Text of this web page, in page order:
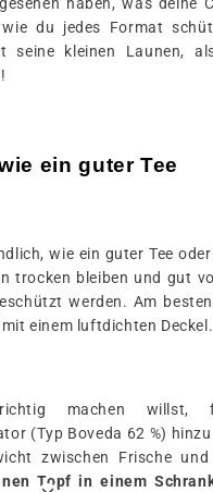
du jedes Format
seine kleinen Launen,
ein guter Tee
wie ein guter Tee
trocken bleiben und gut
werden. Am
einem luftdichten Deckel.
machen willst,
(Typ Boveda 62 %)
zwischen Frische und
Topf in einem